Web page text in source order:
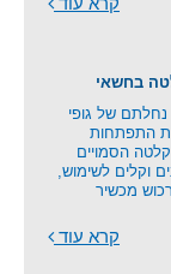
בחשאי
של גופי
התפתחות
הסמויים
וקלים לשימוש,
מכשיר
קרא עוד